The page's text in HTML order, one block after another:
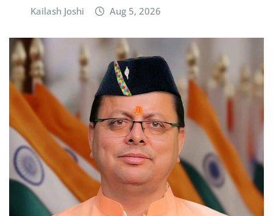
Kailash Joshi Aug 5, 2026